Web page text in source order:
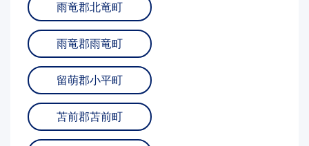
雨竜郡北竜町
雨竜郡雨竜町
留萌郡小平町
苫前郡苫前町